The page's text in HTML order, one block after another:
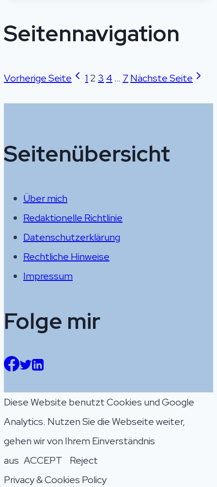
Seitennavigation
Vorherige Seite 1 2 3 4 … 7 Nächste Seite
Seitenübersicht
Über mich
Redaktionelle Richtlinie
Datenschutzerklärung
Rechtliche Hinweise
Impressum
Folge mir
Diese Website benutzt Cookies und Google
Analytics. Nutzen Sie die Webseite weiter,
gehen wir von Ihrem Einverständnis
aus ACCEPT
Reject
Privacy & Cookies Policy